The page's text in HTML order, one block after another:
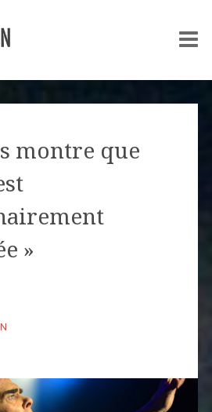
montre que
»